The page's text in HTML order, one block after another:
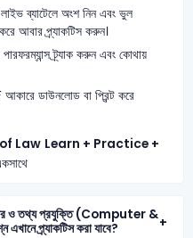
লাইভ ব্যাটেলে অংশ নিন এবং ভুল
প্র্যাকটিস করুন।
পারফরম্যান্স ট্র্যাক করুন এবং কোথায়
ডাউনলোড বা প্রিন্ট করে
Law Learn + Practice +
&
প্র্যাকটিস করা যাবে?